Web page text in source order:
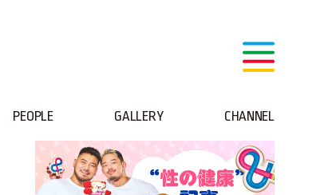
PEOPLE GALLERY CHANNEL